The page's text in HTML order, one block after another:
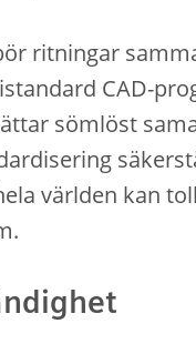
ritningar
CAD-
sömlöst
världen kan